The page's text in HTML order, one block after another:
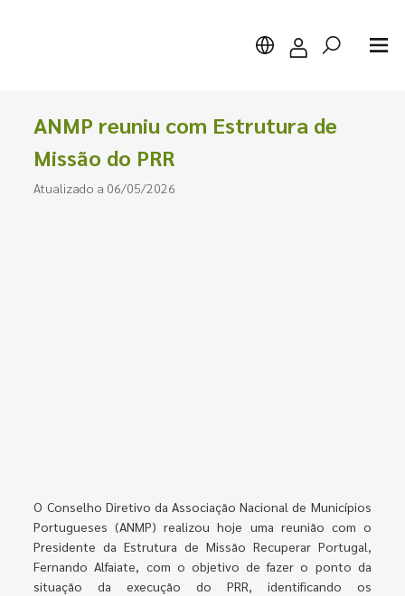
Pesquisar
ANMP reuniu com Estrutura de
Missão do PRR
Atualizado a 06/05/2026
O Conselho Diretivo da Associação Nacional de Municípios
Portugueses (ANMP) realizou hoje uma reunião com o
Presidente da Estrutura de Missão Recuperar Portugal,
Fernando Alfaiate, com o objetivo de fazer o ponto da
situação da execução do PRR, identificando os